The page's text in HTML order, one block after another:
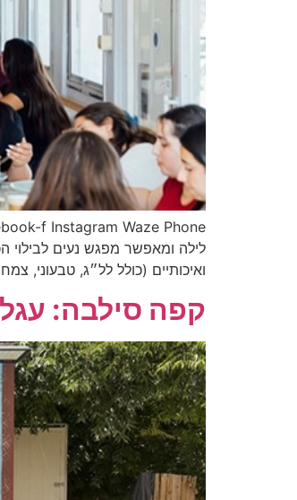
לילה ומאפשר מפגש נעים לבילוי
ואיכותיים (כולל לל״ג, טבעוני,
קפה סילבה: